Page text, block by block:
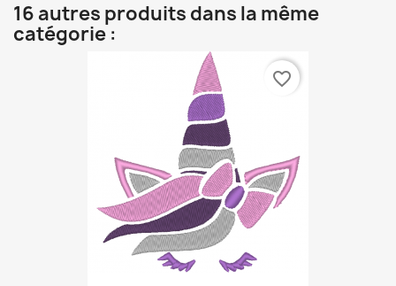
16 autres produits dans la même
catégorie :
favorite_border